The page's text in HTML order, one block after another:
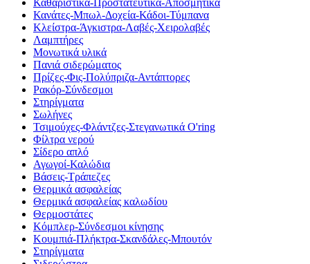
Καθαριστικά-Προστατευτικά-Αποσμητικά
Κανάτες-Μπωλ-Δοχεία-Κάδοι-Τύμπανα
Κλείστρα-Άγκιστρα-Λαβές-Χειρολαβές
Λαμπτήρες
Μονωτικά υλικά
Πανιά σιδερώματος
Πρίζες-Φις-Πολύπριζα-Αντάπτορες
Ρακόρ-Σύνδεσμοι
Στηρίγματα
Σωλήνες
Τσιμούχες-Φλάντζες-Στεγανωτικά O'ring
Φίλτρα νερού
Σίδερο απλό
Αγωγοί-Καλώδια
Βάσεις-Τράπεζες
Θερμικά ασφαλείας
Θερμικά ασφαλείας καλωδίου
Θερμοστάτες
Κόμπλερ-Σύνδεσμοι κίνησης
Κουμπιά-Πλήκτρα-Σκανδάλες-Μπουτόν
Στηρίγματα